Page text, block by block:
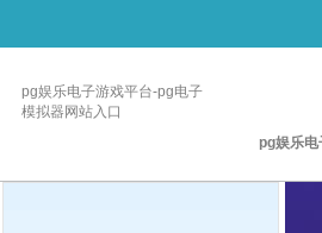
pg娱乐电
pg娱乐电子游戏平台-pg电子
模拟器网站入口